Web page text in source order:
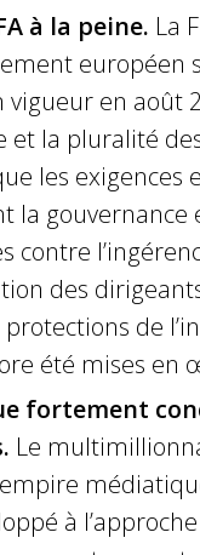
à la peine. La
européen
vigueur en août
et la pluralité
les exigences
la gouvernance
contre
des
de
été mises en
fortement
Le
à